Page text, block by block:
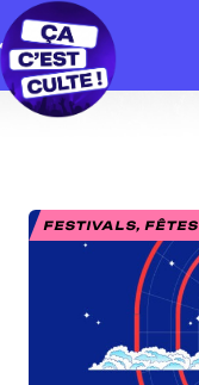
FESTIVALS, FÊTES